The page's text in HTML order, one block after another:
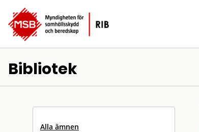
Bibliotek
Alla ämnen